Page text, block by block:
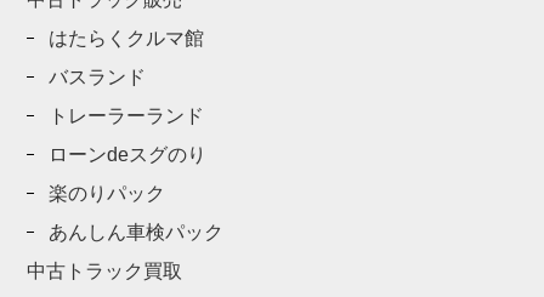
はたらくクルマ館
バスランド
トレーラーランド
ローンdeスグのり
楽のりパック
あんしん車検パック
中古トラック買取